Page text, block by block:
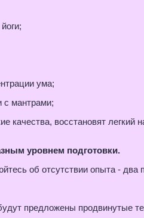
ума;
с мантрами;
качества, восстановят легкий
уровнем подготовки.
об отсутствии опыта - два
предложены продвинутые